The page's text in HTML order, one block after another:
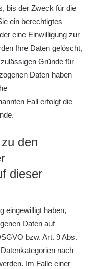
bis der Zweck für die
ein berechtigtes
eine Einwilligung zur
Ihre Daten gelöscht,
Gründe für
Daten haben
Fall erfolgt die
den
dieser
eingewilligt haben,
Daten auf
bzw. Art. 9 Abs.
nach
Im Falle einer